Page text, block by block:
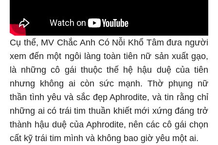
Cụ thể, MV Chắc Anh Có Nỗi Khổ Tâm đưa người
xem đến một ngôi làng toàn tiên nữ sản xuất gạo,
là những cô gái thuộc thế hệ hậu duệ của tiên
nhưng không ai còn sức mạnh. Thờ phụng nữ
thần tình yêu và sắc đẹp Aphrodite, và tin rằng chỉ
những ai có trái tim thuần khiết mới xứng đáng trở
thành hậu duệ của Aphrodite, nên các cô gái chọn
cất kỹ trái tim mình và không bao giờ yêu một ai.